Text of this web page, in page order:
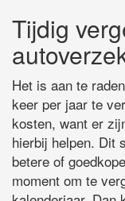
Tijdig
Het is aan te
keer per jaar te
kosten, want er
hierbij helpen. Dit
betere of
moment om te